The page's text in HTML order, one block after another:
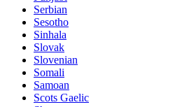
Serbian
Sesotho
Sinhala
Slovak
Slovenian
Somali
Samoan
Scots Gaelic